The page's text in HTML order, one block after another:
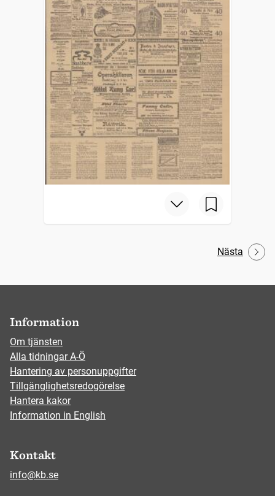
Nästa
Information
Om tjänsten
Alla tidningar A-Ö
Hantering av personuppgifter
Tillgänglighetsredogörelse
Hantera kakor
Information in English
Kontakt
info@kb.se